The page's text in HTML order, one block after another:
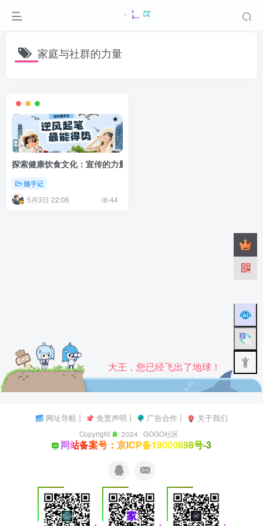
家庭与社群的力量
探索健康饮食文化：宣传的力量与实践之道
随手记
5月3日 22:06 44
大王，您已经飞出了地球！
网址导航 丨 免责声明 丨 广告合作丨 关于我们
Copyright 2024 ·GOGO社区
网站备案号：京ICP备19000698号-3